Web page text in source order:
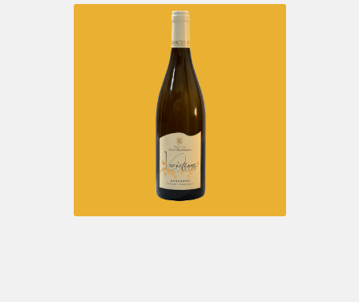
SANCERRE BLANC
Vins blancs